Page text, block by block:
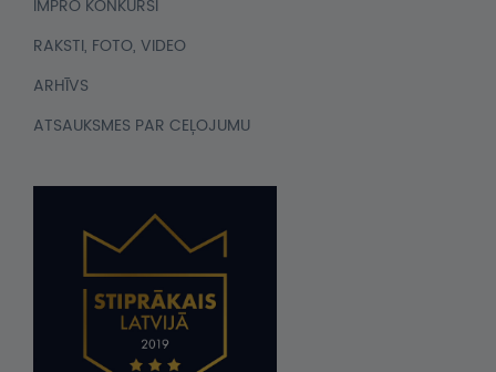
IMPRO KONKURSI
RAKSTI, FOTO, VIDEO
ARHĪVS
ATSAUKSMES PAR CEĻOJUMU